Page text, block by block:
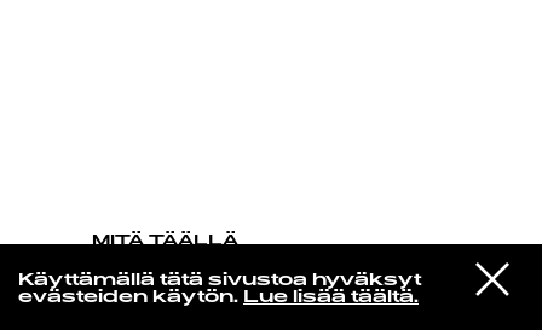
Käyttämällä tätä sivustoa hyväksyt
evästeiden käytön. Lue lisää täältä.
VIESTI
STUDIOON
MITÄ TÄÄLLÄ
Secret Circuit
Every Day There's Something New To
Say